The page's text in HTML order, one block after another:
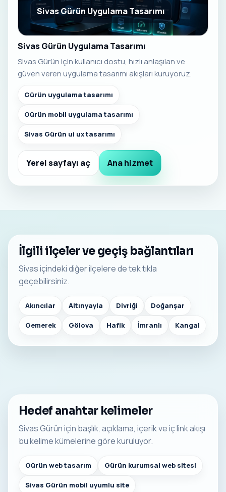
Sivas Gürün Uygulama Tasarımı
Sivas Gürün Uygulama Tasarımı
Sivas Gürün için kullanıcı dostu, hızlı anlaşılan ve
güven veren uygulama tasarımı akışları kuruyoruz.
Gürün uygulama tasarımı
Gürün mobil uygulama tasarımı
Sivas Gürün ui ux tasarımı
Yerel sayfayı aç Ana hizmet
İlgili ilçeler ve geçiş bağlantıları
Sivas içindeki diğer ilçelere de tek tıkla
geçebilirsiniz.
Akıncılar Altınyayla Divriği Doğanşar
Gemerek Gölova Hafik İmranlı Kangal
Hedef anahtar kelimeler
Sivas Gürün için başlık, açıklama, içerik ve iç link akışı
bu kelime kümelerine göre kuruluyor.
Gürün web tasarım Gürün kurumsal web sitesi
Sivas Gürün mobil uyumlu site